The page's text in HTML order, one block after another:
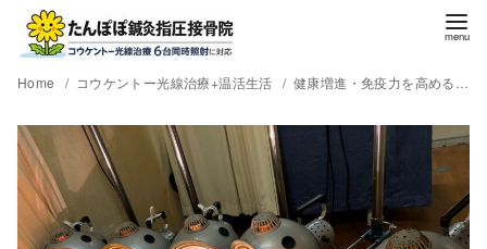
Home コウケントー光線治療+温活生活 健康増進・免疫力を高める